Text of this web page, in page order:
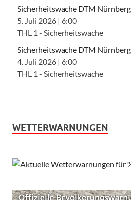
Sicherheitswache DTM Nürnberg
5. Juli 2026 | 6:00
THL 1 - Sicherheitswache
Sicherheitswache DTM Nürnberg
4. Juli 2026 | 6:00
THL 1 - Sicherheitswache
WETTERWARNUNGEN